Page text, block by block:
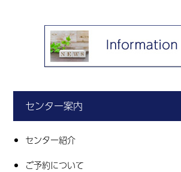
センター案内
センター紹介
ご予約について